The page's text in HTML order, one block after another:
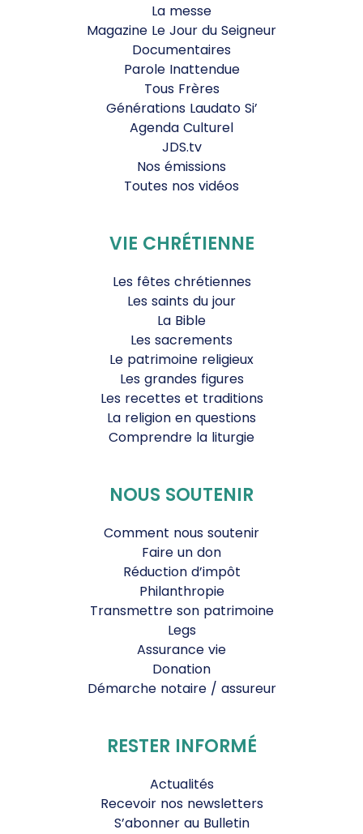
La messe
Magazine Le Jour du Seigneur
Documentaires
Parole Inattendue
Tous Frères
Générations Laudato Si’
Agenda Culturel
JDS.tv
Nos émissions
Toutes nos vidéos
VIE CHRÉTIENNE
Les fêtes chrétiennes
Les saints du jour
La Bible
Les sacrements
Le patrimoine religieux
Les grandes figures
Les recettes et traditions
La religion en questions
Comprendre la liturgie
NOUS SOUTENIR
Comment nous soutenir
Faire un don
Réduction d’impôt
Philanthropie
Transmettre son patrimoine
Legs
Assurance vie
Donation
Démarche notaire / assureur
RESTER INFORMÉ
Actualités
Recevoir nos newsletters
S’abonner au Bulletin